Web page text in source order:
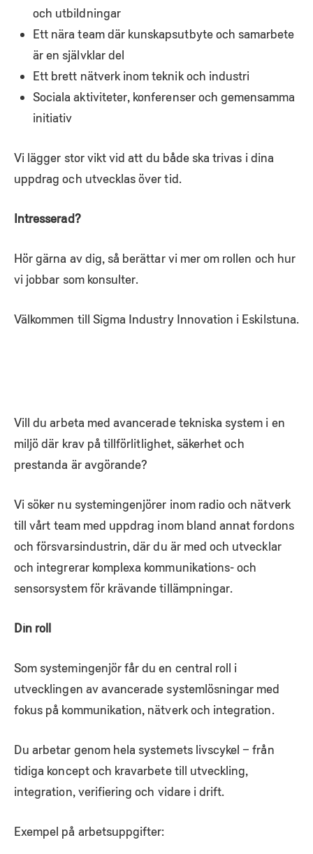
och utbildningar
Ett nära team där kunskapsutbyte och samarbete
är en självklar del
Ett brett nätverk inom teknik och industri
Sociala aktiviteter, konferenser och gemensamma
initiativ
Vi lägger stor vikt vid att du både ska trivas i dina
uppdrag och utvecklas över tid.
Intresserad?
Hör gärna av dig, så berättar vi mer om rollen och hur
vi jobbar som konsulter.
Välkommen till Sigma Industry Innovation i Eskilstuna.
Vill du arbeta med avancerade tekniska system i en
miljö där krav på tillförlitlighet, säkerhet och
prestanda är avgörande?
Vi söker nu systemingenjörer inom radio och nätverk
till vårt team med uppdrag inom bland annat fordons
och försvarsindustrin, där du är med och utvecklar
och integrerar komplexa kommunikations- och
sensorsystem för krävande tillämpningar.
Din roll
Som systemingenjör får du en central roll i
utvecklingen av avancerade systemlösningar med
fokus på kommunikation, nätverk och integration.
Du arbetar genom hela systemets livscykel – från
tidiga koncept och kravarbete till utveckling,
integration, verifiering och vidare i drift.
Exempel på arbetsuppgifter: